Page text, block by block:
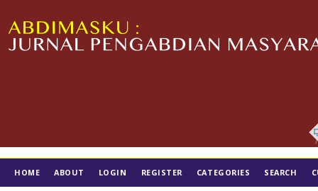
HOME ABOUT LOGIN REGISTER CATEGORIES SEARCH